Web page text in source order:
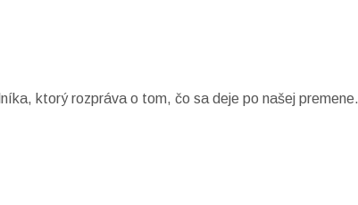
ktorý rozpráva o tom, čo sa deje po našej premene.